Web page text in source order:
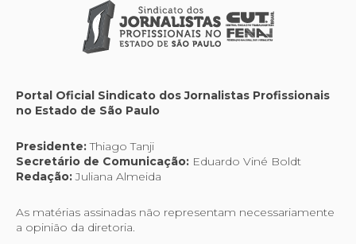
Portal Oficial Sindicato dos Jornalistas Profissionais
no Estado de São Paulo
Presidente:Thiago Tanji
Secretário de Comunicação: Eduardo Viné Boldt
Redação:Juliana Almeida
As matérias assinadas não representam necessariamente
a opinião da diretoria.